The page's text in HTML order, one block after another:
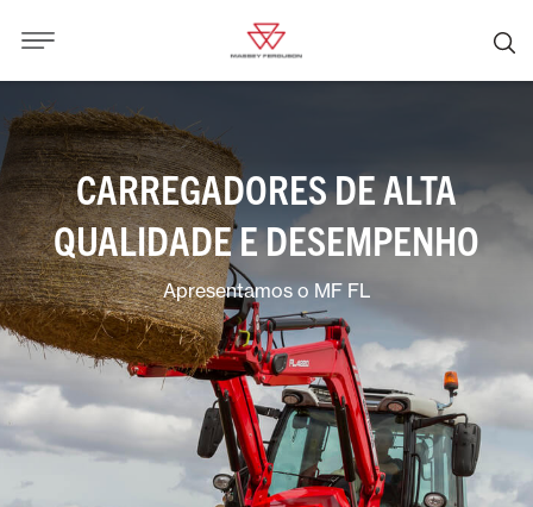
CARREGADORES DE ALTA
QUALIDADE E DESEMPENHO
Apresentamos o MF FL